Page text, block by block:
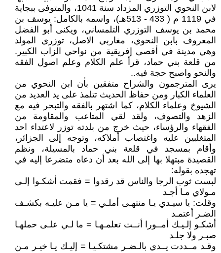
لابن النحوي التوزري المزداد سنة 1041، والمتوفى ببجاية
في 1119 م ( 433 - 513هـ)، واسمه بالكامل: يوسف بن
محمد بن يوسف التوزري التلمساني، ويكنى أبو الفضل
المعروف بابن النحوي، مغاربي الاصل، توزري المولد
وهي مدينة في أقصى إفريقية من نواحي الزاب الكبير.
من قلعة بني حماد، قرأ علم الكلام وعلم اصول الفقه
والنحو واصبح حجة فيه..
يرى المترجمون والشراح متفقين بأن ابن النحوي من
العلماء الكبار ومن حفاظ الحديث تتلمذ على يد العديد من
الشيوخ وعلماء الكلام، كما اشتهر بالفقه والتبحر فيه مع
الزهد والتصوف، ولقد لقي المتاعب والمقاومة من
الفقهاء والرؤساء، حيث خرج من بلدته توزر لاعتداء احد
المتغلبين عليه واغتصاب أملاكه، وتوجه إلى الجزائر،
وأقام بمسجد في قلعة بني حماد بالمسيلة، ونظم
القصيدة مبتهلا بها إلى الله بعد أن دعاه متضرعا إليه في
تهجده بقوله:
لبست ثوب الرجا والناس قد رقدوا = فقمت أشكـوا إلـى
مـولاي مـا أجـد
وقلت: يا سيـدي يـا منتهـى أملـي = يا مـن عليـه بكشـف
الضـر أعتمـد
أشكـو إلـيـك أمــورا أنــت تعلمـهـا = ما لـي علـى حملهـا
صبـر ولا جلـد
وقـد مــددت يــدي بالـضـر مشتكـيـا = إليـك يـا خيـر مـن